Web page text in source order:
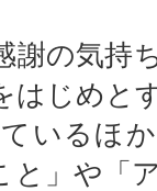
謝の気持
はじめと
いるほ
と」や「